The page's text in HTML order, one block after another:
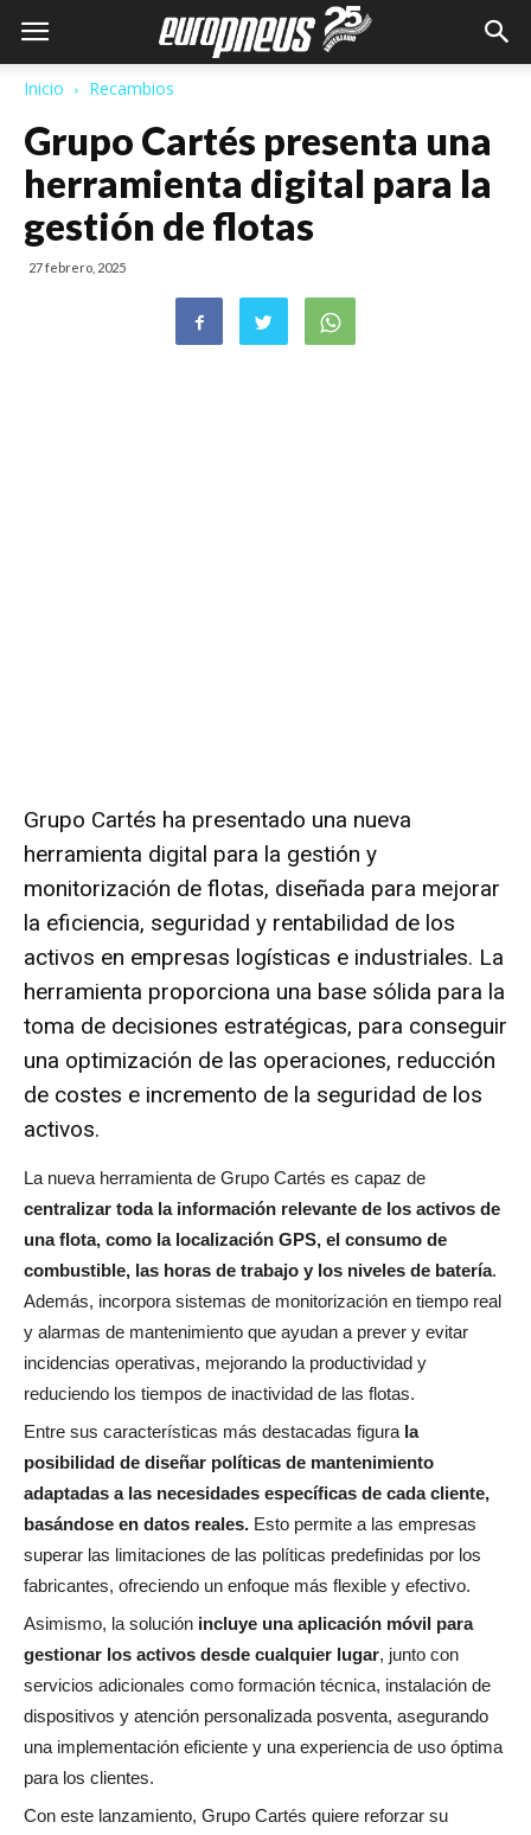
Inicio Recambios
Grupo Cartés presenta una
herramienta digital para la
gestión de flotas
27 febrero, 2025
Grupo Cartés ha presentado una nueva
herramienta digital para la gestión y
monitorización de flotas, diseñada para mejorar
la eficiencia, seguridad y rentabilidad de los
activos en empresas logísticas e industriales. La
herramienta proporciona una base sólida para la
toma de decisiones estratégicas, para conseguir
una optimización de las operaciones, reducción
de costes e incremento de la seguridad de los
activos.
La nueva herramienta de Grupo Cartés es capaz de
centralizar toda la información relevante de los activos de
una flota, como la localización GPS, el consumo de
combustible, las horas de trabajo y los niveles de batería.
Además, incorpora sistemas de monitorización en tiempo real
y alarmas de mantenimiento que ayudan a prever y evitar
incidencias operativas, mejorando la productividad y
reduciendo los tiempos de inactividad de las flotas.
Entre sus características más destacadas figura la
posibilidad de diseñar políticas de mantenimiento
adaptadas a las necesidades específicas de cada cliente,
basándose en datos reales. Esto permite a las empresas
superar las limitaciones de las políticas predefinidas por los
fabricantes, ofreciendo un enfoque más flexible y efectivo.
Asimismo, la solución incluye una aplicación móvil para
gestionar los activos desde cualquier lugar, junto con
servicios adicionales como formación técnica, instalación de
dispositivos y atención personalizada posventa, asegurando
una implementación eficiente y una experiencia de uso óptima
para los clientes.
Con este lanzamiento, Grupo Cartés quiere reforzar su